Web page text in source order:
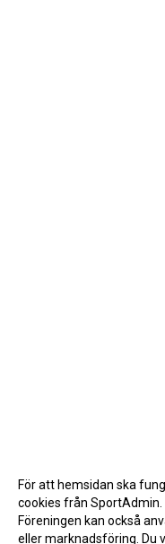
För att hemsidan ska
cookies från SportAdmin.
Föreningen kan också
eller marknadsföring. Du